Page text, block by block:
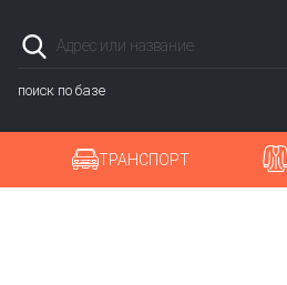
поиск по базе
ТРАНСПОРТ